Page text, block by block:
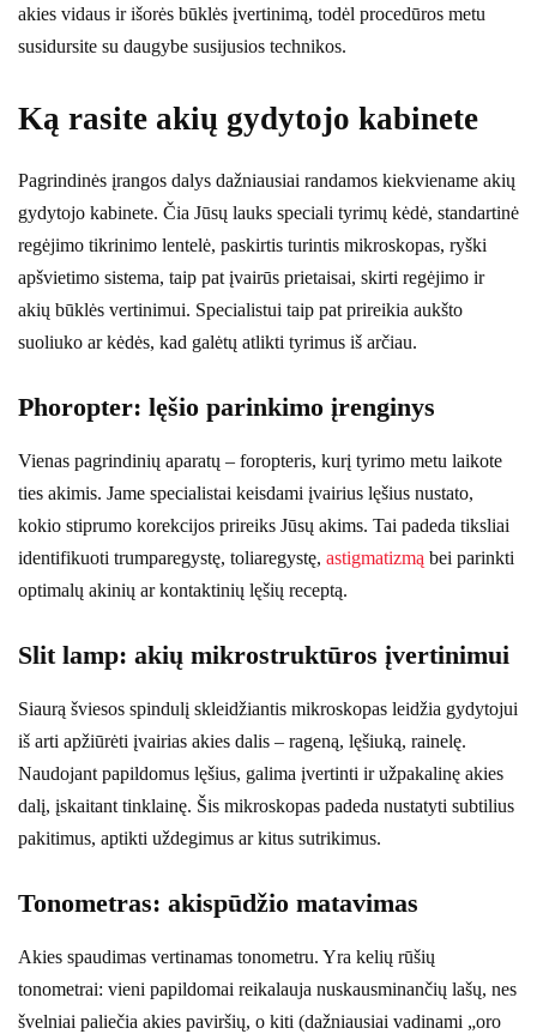
akies vidaus ir išorės būklės įvertinimą, todėl procedūros metu
susidursite su daugybe susijusios technikos.
Ką rasite akių gydytojo kabinete
Pagrindinės įrangos dalys dažniausiai randamos kiekviename akių
gydytojo kabinete. Čia Jūsų lauks speciali tyrimų kėdė, standartinė
regėjimo tikrinimo lentelė, paskirtis turintis mikroskopas, ryški
apšvietimo sistema, taip pat įvairūs prietaisai, skirti regėjimo ir
akių būklės vertinimui. Specialistui taip pat prireikia aukšto
suoliuko ar kėdės, kad galėtų atlikti tyrimus iš arčiau.
Phoropter: lęšio parinkimo įrenginys
Vienas pagrindinių aparatų – foropteris, kurį tyrimo metu laikote
ties akimis. Jame specialistai keisdami įvairius lęšius nustato,
kokio stiprumo korekcijos prireiks Jūsų akims. Tai padeda tiksliai
identifikuoti trumparegystę, toliaregystę, astigmatizmą bei parinkti
optimalų akinių ar kontaktinių lęšių receptą.
Slit lamp: akių mikrostruktūros įvertinimui
Siaurą šviesos spindulį skleidžiantis mikroskopas leidžia gydytojui
iš arti apžiūrėti įvairias akies dalis – rageną, lęšiuką, rainelę.
Naudojant papildomus lęšius, galima įvertinti ir užpakalinę akies
dalį, įskaitant tinklainę. Šis mikroskopas padeda nustatyti subtilius
pakitimus, aptikti uždegimus ar kitus sutrikimus.
Tonometras: akispūdžio matavimas
Akies spaudimas vertinamas tonometru. Yra kelių rūšių
tonometrai: vieni papildomai reikalauja nuskausminančių lašų, nes
švelniai paliečia akies paviršių, o kiti (dažniausiai vadinami „oro